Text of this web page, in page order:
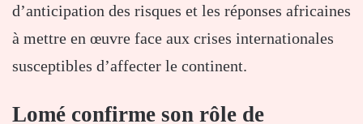
d’anticipation des risques et les réponses africaines
à mettre en œuvre face aux crises internationales
susceptibles d’affecter le continent.
Lomé confirme son rôle de